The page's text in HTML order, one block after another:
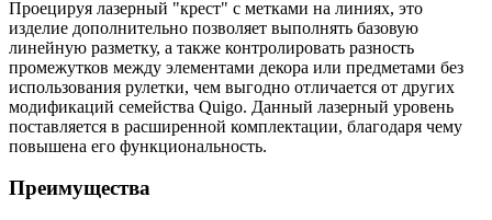
Проецируя лазерный "крест" с метками на линиях, это
изделие дополнительно позволяет выполнять базовую
линейную разметку, а также контролировать разность
промежутков между элементами декора или предметами без
использования рулетки, чем выгодно отличается от других
модификаций семейства Quigo. Данный лазерный уровень
поставляется в расширенной комплектации, благодаря чему
повышена его функциональность.
Преимущества